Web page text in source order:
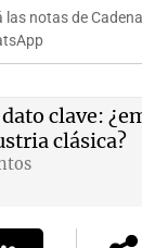
las notas de
clave:
clásica?